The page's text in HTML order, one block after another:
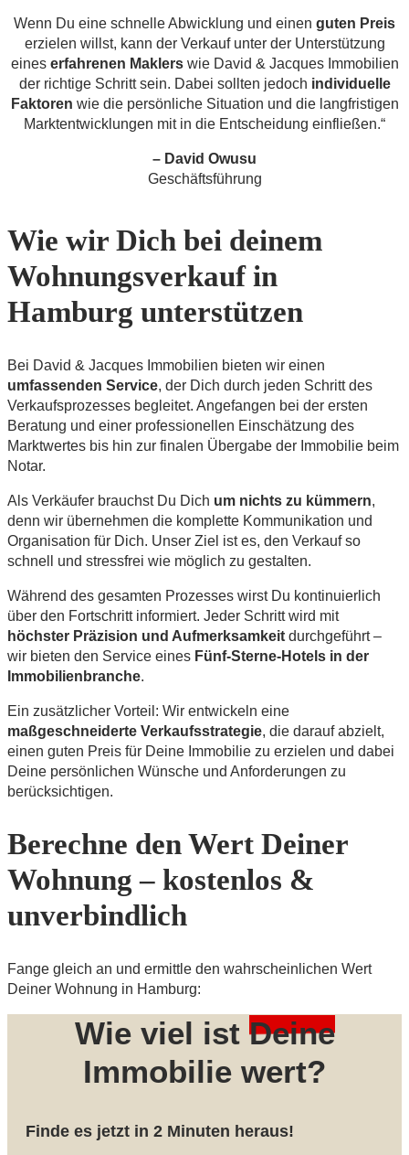
Wenn Du eine schnelle Abwicklung und einen guten Preis
erzielen willst, kann der Verkauf unter der Unterstützung
eines erfahrenen Maklerswie David & Jacques Immobilien
der richtige Schritt sein. Dabei sollten jedoch individuelle
Faktoren wie die persönliche Situation und die langfristigen
Marktentwicklungen mit in die Entscheidung einfließen.“
– David Owusu
Geschäftsführung
Wie wir Dich bei deinem
Wohnungsverkauf in
Hamburg unterstützen
Bei David & Jacques Immobilien bieten wir einen
umfassenden Service, der Dich durch jeden Schritt des
Verkaufsprozesses begleitet. Angefangen bei der ersten
Beratung und einer professionellen Einschätzung des
Marktwertes bis hin zur finalen Übergabe der Immobilie beim
Notar.
Als Verkäufer brauchst Du Dich um nichts zu kümmern,
denn wir übernehmen die komplette Kommunikation und
Organisation für Dich. Unser Ziel ist es, den Verkauf so
schnell und stressfrei wie möglich zu gestalten.
Während des gesamten Prozesses wirst Du kontinuierlich
über den Fortschritt informiert. Jeder Schritt wird mit
höchster Präzision und Aufmerksamkeit durchgeführt –
wir bieten den Service eines Fünf-Sterne-Hotels in der
Immobilienbranche.
Ein zusätzlicher Vorteil: Wir entwickeln eine
maßgeschneiderte Verkaufsstrategie, die darauf abzielt,
einen guten Preis für Deine Immobilie zu erzielen und dabei
Deine persönlichen Wünsche und Anforderungen zu
berücksichtigen.
Berechne den Wert Deiner
Wohnung – kostenlos &
unverbindlich
Fange gleich an und ermittle den wahrscheinlichen Wert
Deiner Wohnung in Hamburg:
Wie viel ist Deine
Immobilie wert?
Finde es jetzt in 2 Minuten heraus!